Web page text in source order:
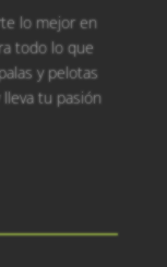
lo mejor en
todo lo que
y pelotas
lleva tu pasión